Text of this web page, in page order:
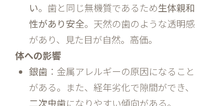
い。歯と同じ無機質であるため生体親和
性があり安全。天然の歯のような透明感
があり、見た目が自然。高価。
体への影響
銀歯 ：金属アレルギーの原因になること
がある。また、経年劣化で隙間ができ、
二次虫歯になりやすい傾向がある。